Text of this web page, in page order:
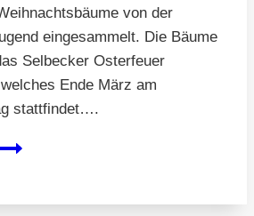
von der
eingesammelt. Die Bäume
Selbecker Osterfeuer
Ende März am
stattfindet….